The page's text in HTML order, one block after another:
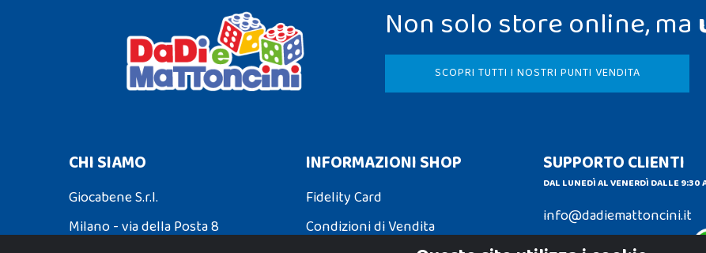
Non solo store online, ma
SCOPRI TUTTI I NOSTRI PUNTI VENDITA
CHI SIAMO
Giocabene S.r.l.
Milano - via della Posta 8
INFORMAZIONI SHOP
Fidelity Card
Condizioni di Vendita
SUPPORTO CLIENTI
DAL LUNEDÌ AL VENERDÌ DALLE 9:30
info@dadiemattoncini.it
Contattaci su Whatsapp